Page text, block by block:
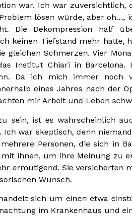
war. Ich war zuversichtlich,
lösen würde, aber oh…,
Die Dekompression half
keinen Tiefstand mehr hatte,
gleichen Schmerzen. Vier
Institut Chiari in Barcelona.
Da ich mich immer noch
eines Jahres nach der
mir Arbeit und Leben
sein, ist es wahrscheinlich
Ich war skeptisch, denn
Personen, die sich in
ihnen, um ihre Meinung zu
ermutigend. Sie versicherten
Wunsch.
sich um einen etwa
im Krankenhaus und